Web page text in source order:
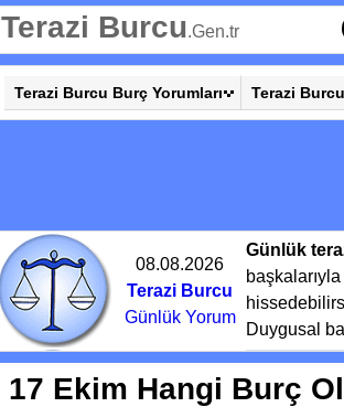
Terazi Burcu.Gen.tr
Terazi Burcu Burç Yorumları Terazi
08.08.2026
Terazi Burcu
Günlük Yorum
Günlük
Duygusal
17 Ekim Hangi Burç